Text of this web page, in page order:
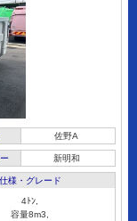
佐野A
新明和
仕様・グレード
4ﾄﾝ,
容量8m3,